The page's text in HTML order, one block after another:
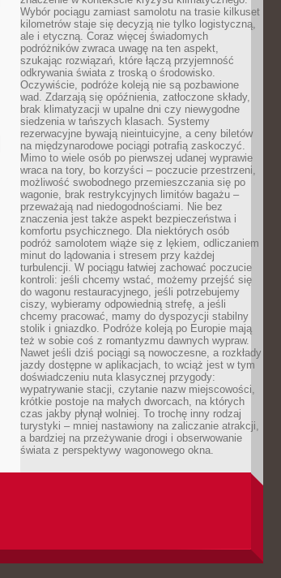
Wybór pociągu zamiast samolotu na trasie kilkuset
kilometrów staje się decyzją nie tylko logistyczną,
ale i etyczną. Coraz więcej świadomych
podróżników zwraca uwagę na ten aspekt,
szukając rozwiązań, które łączą przyjemność
odkrywania świata z troską o środowisko.
Oczywiście, podróże koleją nie są pozbawione
wad. Zdarzają się opóźnienia, zatłoczone składy,
brak klimatyzacji w upalne dni czy niewygodne
siedzenia w tańszych klasach. Systemy
rezerwacyjne bywają nieintuicyjne, a ceny biletów
na międzynarodowe pociągi potrafią zaskoczyć.
Mimo to wiele osób po pierwszej udanej wyprawie
wraca na tory, bo korzyści – poczucie przestrzeni,
możliwość swobodnego przemieszczania się po
wagonie, brak restrykcyjnych limitów bagażu –
przeważają nad niedogodnościami. Nie bez
znaczenia jest także aspekt bezpieczeństwa i
komfortu psychicznego. Dla niektórych osób
podróż samolotem wiąże się z lękiem, odliczaniem
minut do lądowania i stresem przy każdej
turbulencji. W pociągu łatwiej zachować poczucie
kontroli: jeśli chcemy wstać, możemy przejść się
do wagonu restauracyjnego, jeśli potrzebujemy
ciszy, wybieramy odpowiednią strefę, a jeśli
chcemy pracować, mamy do dyspozycji stabilny
stolik i gniazdko. Podróże koleją po Europie mają
też w sobie coś z romantyzmu dawnych wypraw.
Nawet jeśli dziś pociągi są nowoczesne, a rozkłady
jazdy dostępne w aplikacjach, to wciąż jest w tym
doświadczeniu nuta klasycznej przygody:
wypatrywanie stacji, czytanie nazw miejscowości,
krótkie postoje na małych dworcach, na których
czas jakby płynął wolniej. To trochę inny rodzaj
turystyki – mniej nastawiony na zaliczanie atrakcji,
a bardziej na przeżywanie drogi i obserwowanie
świata z perspektywy wagonowego okna.